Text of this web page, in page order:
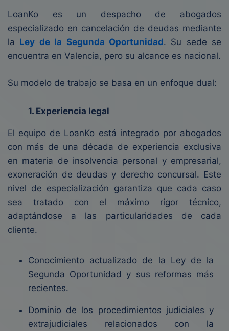
LoanKo es un despacho de abogados
especializado en cancelación de deudas mediante
la Ley de la Segunda Oportunidad. Su sede se
encuentra en Valencia, pero su alcance es nacional.
Su modelo de trabajo se basa en un enfoque dual:
1. Experiencia legal
El equipo de LoanKo está integrado por abogados
con más de una década de experiencia exclusiva
en materia de insolvencia personal y empresarial,
exoneración de deudas y derecho concursal. Este
nivel de especialización garantiza que cada caso
sea tratado con el máximo rigor técnico,
adaptándose a las particularidades de cada
cliente.
Conocimiento actualizado de la Ley de la
Segunda Oportunidad y sus reformas más
recientes.
Dominio de los procedimientos judiciales y
extrajudiciales relacionados con la